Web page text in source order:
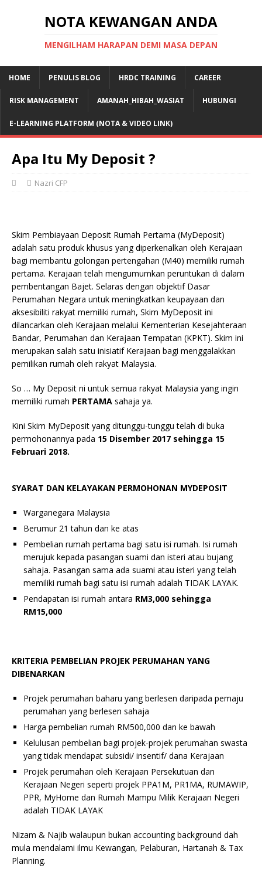
NOTA KEWANGAN ANDA
MENGILHAM HARAPAN DEMI MASA DEPAN
HOME PENULIS BLOG HRDC TRAINING CAREER
RISK MANAGEMENT AMANAH_HIBAH_WASIAT HUBUNGI
E-LEARNING PLATFORM (NOTA & VIDEO LINK)
Apa Itu My Deposit ?
Nazri CFP
Skim Pembiayaan Deposit Rumah Pertama (MyDeposit)
adalah satu produk khusus yang diperkenalkan oleh Kerajaan
bagi membantu golongan pertengahan (M40) memiliki rumah
pertama. Kerajaan telah mengumumkan peruntukan di dalam
pembentangan Bajet. Selaras dengan objektif Dasar
Perumahan Negara untuk meningkatkan keupayaan dan
aksesibiliti rakyat memiliki rumah, Skim MyDeposit ini
dilancarkan oleh Kerajaan melalui Kementerian Kesejahteraan
Bandar, Perumahan dan Kerajaan Tempatan (KPKT). Skim ini
merupakan salah satu inisiatif Kerajaan bagi menggalakkan
pemilikan rumah oleh rakyat Malaysia.
So … My Deposit ni untuk semua rakyat Malaysia yang ingin
memiliki rumah PERTAMA sahaja ya.
Kini Skim MyDeposit yang ditunggu-tunggu telah di buka
permohonannya pada 15 Disember 2017 sehingga 15
Februari 2018.
SYARAT DAN KELAYAKAN PERMOHONAN MYDEPOSIT
Warganegara Malaysia
Berumur 21 tahun dan ke atas
Pembelian rumah pertama bagi satu isi rumah. Isi rumah
merujuk kepada pasangan suami dan isteri atau bujang
sahaja. Pasangan sama ada suami atau isteri yang telah
memiliki rumah bagi satu isi rumah adalah TIDAK LAYAK.
Pendapatan isi rumah antara RM3,000 sehingga
RM15,000
KRITERIA PEMBELIAN PROJEK PERUMAHAN YANG
DIBENARKAN
Projek perumahan baharu yang berlesen daripada pemaju
perumahan yang berlesen sahaja
Harga pembelian rumah RM500,000 dan ke bawah
Kelulusan pembelian bagi projek-projek perumahan swasta
yang tidak mendapat subsidi/ insentif/ dana Kerajaan
Projek perumahan oleh Kerajaan Persekutuan dan
Kerajaan Negeri seperti projek PPA1M, PR1MA, RUMAWIP,
PPR, MyHome dan Rumah Mampu Milik Kerajaan Negeri
adalah TIDAK LAYAK
Nizam & Najib walaupun bukan accounting background dah
mula mendalami ilmu Kewangan, Pelaburan, Hartanah & Tax
Planning.